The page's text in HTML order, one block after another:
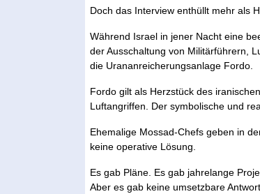
Doch das Interview enthüllt mehr als
Während Israel in jener Nacht eine
der Ausschaltung von Militärführern,
die Urananreicherungsanlage Fordo.
Fordo gilt als Herzstück des
Luftangriffen. Der symbolische und
Ehemalige Mossad-Chefs geben in
keine operative Lösung.
Es gab Pläne. Es gab jahrelange
Aber es gab keine umsetzbare Antwort.